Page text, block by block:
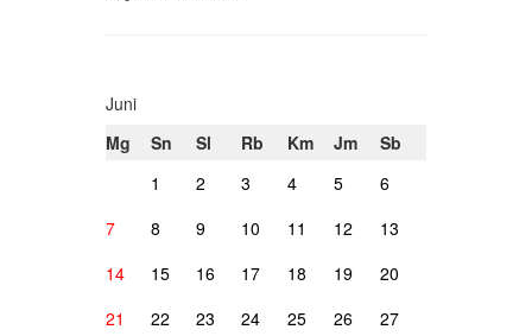
Juni
Mg
Sn Sl Rb Km Jm
Sb
1
2 3 4 5
6
7
8 9 10 11 12
13
14
15 16 17 18 19
20
21
22 23 24 25 26
27